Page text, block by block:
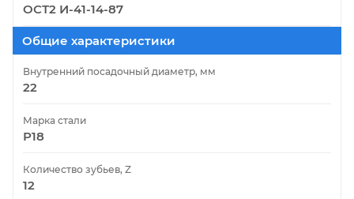
ОСТ2 И-41-14-87
Общие характеристики
Внутренний посадочный диаметр, мм
22
Марка стали
Р18
Количество зубьев, Z
12